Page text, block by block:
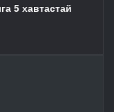
5 хавтастай